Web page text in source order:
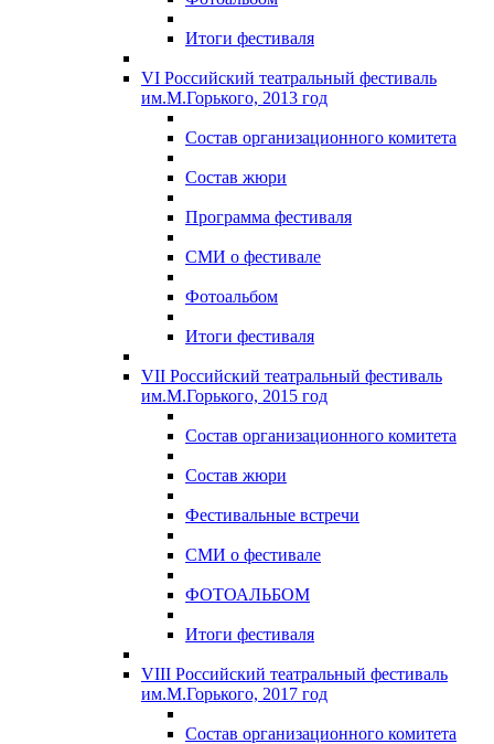
Итоги фестиваля
VI Российский театральный фестиваль
им.М.Горького, 2013 год
Состав организационного комитета
Состав жюри
Программа фестиваля
СМИ о фестивале
Фотоальбом
Итоги фестиваля
VII Российский театральный фестиваль
им.М.Горького, 2015 год
Состав организационного комитета
Состав жюри
Фестивальные встречи
СМИ о фестивале
ФОТОАЛЬБОМ
Итоги фестиваля
VIII Российский театральный фестиваль
им.М.Горького, 2017 год
Состав организационного комитета